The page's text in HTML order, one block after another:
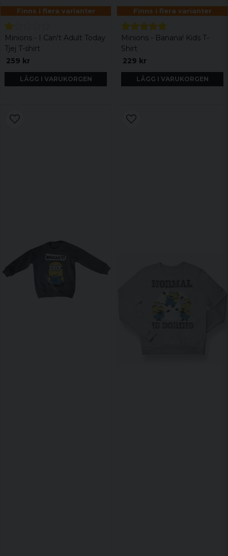
Finns i flera varianter
Minions - I Can't Adult Today
Tjej T-shirt
259 kr
LÄGG I VARUKORGEN
Finns i flera varianter
Minions - Banana! Kids T-
Shirt
229 kr
LÄGG I VARUKORGEN